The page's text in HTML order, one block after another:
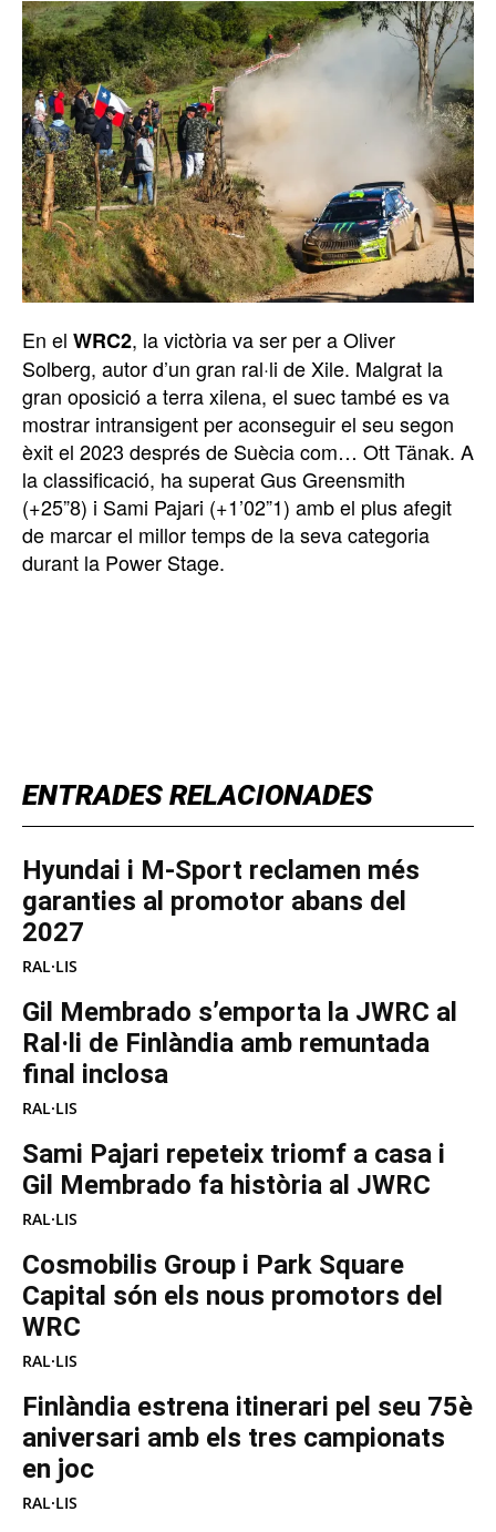
ENTRADES RELACIONADES
Hyundai i M-Sport reclamen més
garanties al promotor abans del
2027
RAL·LIS
Gil Membrado s’emporta la JWRC al
Ral·li de Finlàndia amb remuntada
final inclosa
RAL·LIS
Sami Pajari repeteix triomf a casa i
Gil Membrado fa història al JWRC
RAL·LIS
Cosmobilis Group i Park Square
Capital són els nous promotors del
WRC
RAL·LIS
Finlàndia estrena itinerari pel seu 75è
aniversari amb els tres campionats
en joc
RAL·LIS
En el WRC2, la victòria va ser per a Oliver
Solberg, autor d’un gran ral·li de Xile. Malgrat la
gran oposició a terra xilena, el suec també es va
mostrar intransigent per aconseguir el seu segon
èxit el 2023 després de Suècia com… Ott Tänak. A
la classificació, ha superat Gus Greensmith
(+25”8) i Sami Pajari (+1’02”1) amb el plus afegit
de marcar el millor temps de la seva categoria
durant la Power Stage.